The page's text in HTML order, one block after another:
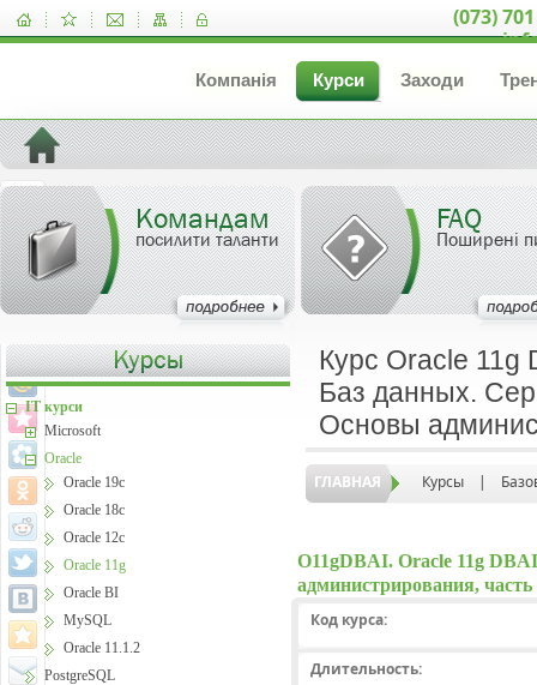
(073)
Компанія Курси Заходи
Командам
посилити таланти
FAQ
Поширені
Курс Oracle 11g
Баз данных.
Основы
ГЛАВНАЯ Курсы |
O11gDBAI. Oracle 11g
администрирования, часть
Код курса:
Длительность:
IT курси
Microsoft
Oracle
Oracle 19c
Oracle 18c
Oracle 12c
Oracle 11g
Oracle BI
MySQL
Oracle 11.1.2
PostgreSQL